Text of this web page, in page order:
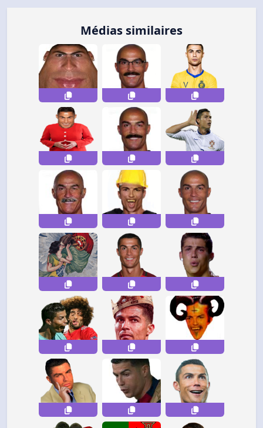
Médias similaires